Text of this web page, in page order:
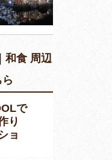
和食 周辺
で
り
ョ